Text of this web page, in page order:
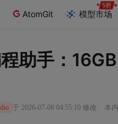
AtomGit 模型市场
助手：
于 2026-07-08 04:55:10 修改 · 本